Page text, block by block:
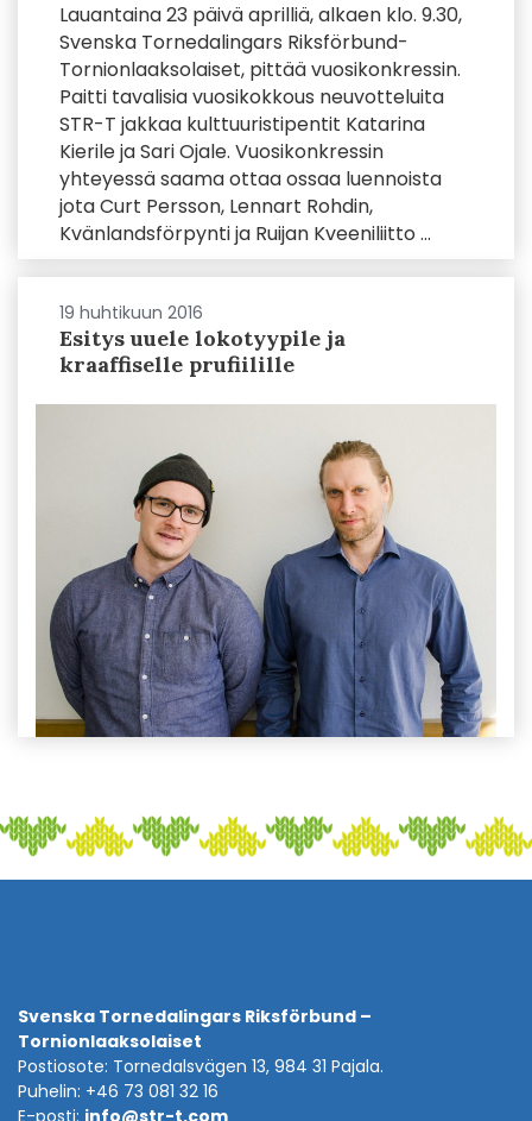
Lauantaina 23 päivä aprilliä, alkaen klo. 9.30,
Svenska Tornedalingars Riksförbund-
Tornionlaaksolaiset, pittää vuosikonkressin.
Paitti tavalisia vuosikokkous neuvotteluita
STR-T jakkaa kulttuuristipentit Katarina
Kierile ja Sari Ojale. Vuosikonkressin
yhteyessä saama ottaa ossaa luennoista
jota Curt Persson, Lennart Rohdin,
Kvänlandsförpynti ja Ruijan Kveeniliitto ...
19 huhtikuun 2016
Esitys uuele lokotyypile ja
kraaffiselle prufiilille
Svenska Tornedalingars Riksförbund –
Tornionlaaksolaiset
Postiosote: Tornedalsvägen 13, 984 31 Pajala.
Puhelin: +46 73 081 32 16